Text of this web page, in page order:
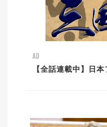
AD
【全話連載中】日